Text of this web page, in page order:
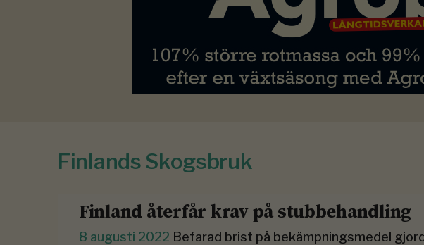
Finlands Skogsbruk
Finland återfår krav på stubbehandling
8 augusti 2022 Befarad brist på bekämpningsmedel